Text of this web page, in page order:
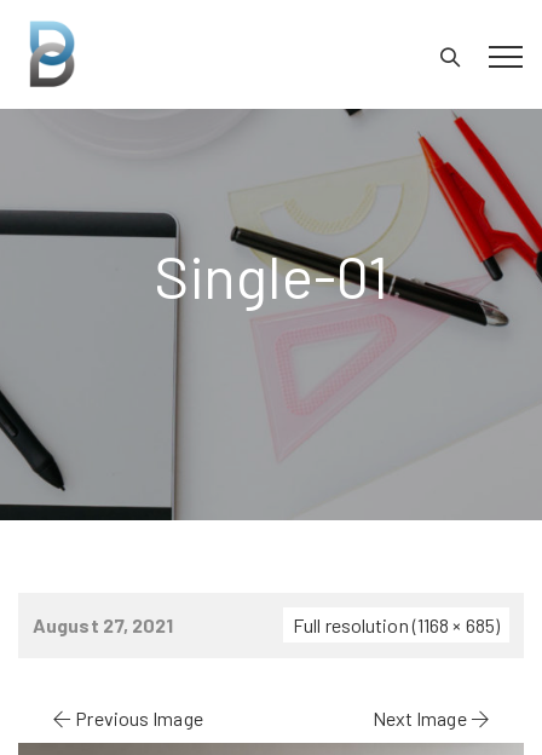
Single-01
August 27, 2021 Full resolution (1168 × 685)
Previous Image Next Image